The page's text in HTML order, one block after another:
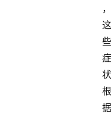
，
这
些
症
状
根
据